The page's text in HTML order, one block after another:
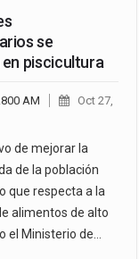
se
piscicultura
AM
Oct 27,
de mejorar la
de la población
que respecta a la
alimentos de alto
el Ministerio de…